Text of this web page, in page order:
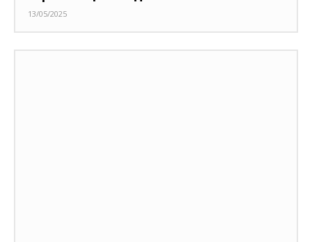
13/05/2025